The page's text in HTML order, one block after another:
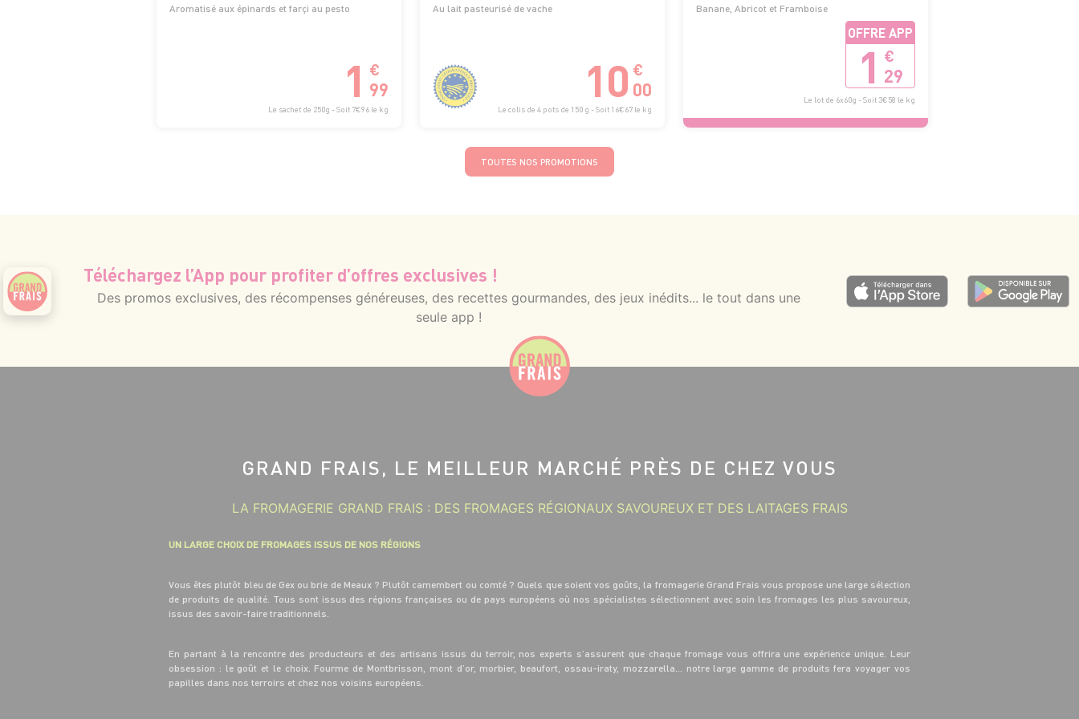
Aromatisé aux épinards et farçi au pesto
1 €
99
Le sachet de 250g - Soit 7€96 le kg
Au lait pasteurisé de vache
10 €
00
Le colis de 4 pots de 150 g - Soit 16€67 le kg
Banane, Abricot et Framboise
OFFRE APP
1 €
29
Le lot de 6x60g - Soit 3€58 le kg
TOUTES NOS PROMOTIONS
Téléchargez l’App pour profiter d’offres exclusives !
Des promos exclusives, des récompenses généreuses, des recettes gourmandes, des jeux inédits... le tout dans une
seule app !
GRAND FRAIS, LE MEILLEUR MARCHÉ PRÈS DE CHEZ VOUS
LA FROMAGERIE GRAND FRAIS : DES FROMAGES RÉGIONAUX SAVOUREUX ET DES LAITAGES FRAIS
UN LARGE CHOIX DE FROMAGES ISSUS DE NOS RÉGIONS
Vous êtes plutôt bleu de Gex ou brie de Meaux ? Plutôt camembert ou comté ? Quels que soient vos goûts, la fromagerie Grand Frais vous propose une large sélection
de produits de qualité. Tous sont issus des régions françaises ou de pays européens où nos spécialistes sélectionnent avec soin les fromages les plus savoureux,
issus des savoir-faire traditionnels.
En partant à la rencontre des producteurs et des artisans issus du terroir, nos experts s’assurent que chaque fromage vous offrira une expérience unique. Leur
obsession : le goût et le choix. Fourme de Montbrisson, mont d’or, morbier, beaufort, ossau-iraty, mozzarella… notre large gamme de produits fera voyager vos
papilles dans nos terroirs et chez nos voisins européens.